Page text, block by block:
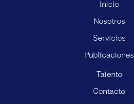
Inicio
Nosotros
Servicios
Publicaciones
Talento
Contacto